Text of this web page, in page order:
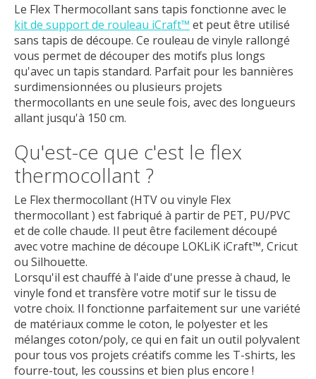
Le Flex Thermocollant sans tapis fonctionne avec le
kit de support de rouleau iCraft™ et peut être utilisé
sans tapis de découpe. Ce rouleau de vinyle rallongé
vous permet de découper des motifs plus longs
qu'avec un tapis standard. Parfait pour les bannières
surdimensionnées ou plusieurs projets
thermocollants en une seule fois, avec des longueurs
allant jusqu'à 150 cm.
Qu'est-ce que c'est le flex
thermocollant ?
Le Flex thermocollant (HTV ou vinyle Flex
thermocollant ) est fabriqué à partir de PET, PU/PVC
et de colle chaude. Il peut être facilement découpé
avec votre machine de découpe LOKLiK iCraft™, Cricut
ou Silhouette.
Lorsqu'il est chauffé à l'aide d'une presse à chaud, le
vinyle fond et transfère votre motif sur le tissu de
votre choix. Il fonctionne parfaitement sur une variété
de matériaux comme le coton, le polyester et les
mélanges coton/poly, ce qui en fait un outil polyvalent
pour tous vos projets créatifs comme les T-shirts, les
fourre-tout, les coussins et bien plus encore !